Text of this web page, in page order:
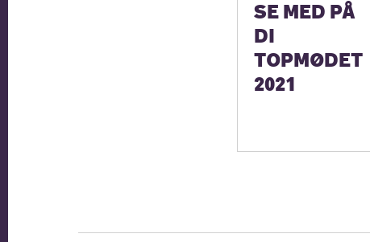
SE MED PÅ
DI
TOPMØDET
2021